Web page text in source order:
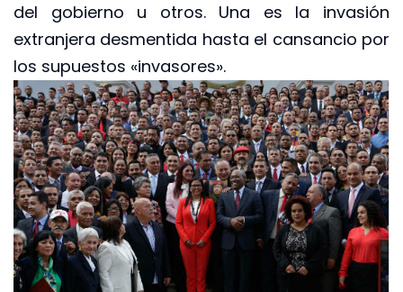
del gobierno u otros. Una es la invasión
extranjera desmentida hasta el cansancio por
los supuestos «invasores».